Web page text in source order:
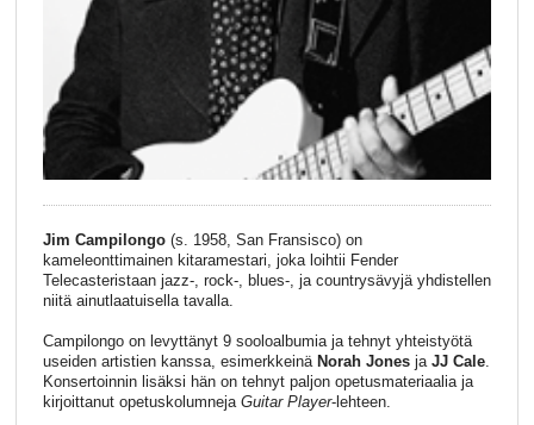
Jim Campilongo(s. 1958, San Fransisco) on
kameleonttimainen kitaramestari, joka loihtii Fender
Telecasteristaan jazz-, rock-, blues-, ja countrysävyjä yhdistellen
niitä ainutlaatuisella tavalla.
Campilongo on levyttänyt 9 sooloalbumia ja tehnyt yhteistyötä
useiden artistien kanssa, esimerkkeinä Norah Jonesja JJ Cale.
Konsertoinnin lisäksi hän on tehnyt paljon opetusmateriaalia ja
kirjoittanut opetuskolumneja Guitar Player-lehteen.